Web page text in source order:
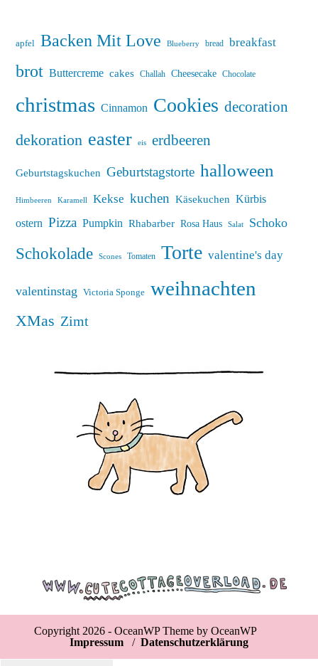
apfel Backen Mit Love Blueberry bread breakfast
brot Buttercreme cakes Challah Cheesecake Chocolate
christmas Cinnamon Cookies decoration
dekoration easter eis erdbeeren
Geburtstagskuchen Geburtstagstorte halloween
Himbeeren Karamell Kekse kuchen Käsekuchen Kürbis
ostern Pizza Pumpkin Rhabarber Rosa Haus Salat Schoko
Schokolade Scones Tomaten Torte valentine's day
valentinstag Victoria Sponge weihnachten
XMas Zimt
Copyright 2026 - OceanWP Theme by OceanWP
Impressum / Datenschutzerklärung